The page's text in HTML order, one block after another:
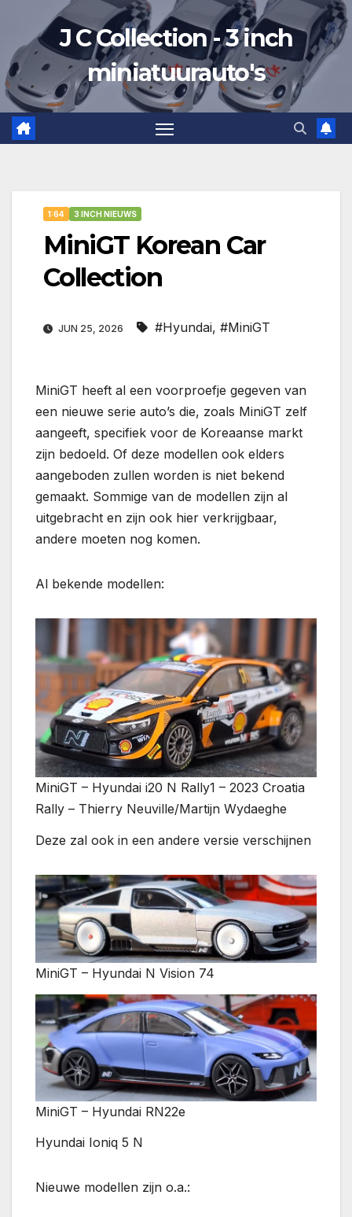
de
inhoud
J C Collection - 3 inch
miniatuurauto's
1:64 3 INCH NIEUWS
MiniGT Korean Car
Collection
JUN 25, 2026 #Hyundai, #MiniGT
MiniGT heeft al een voorproefje gegeven van
een nieuwe serie auto’s die, zoals MiniGT zelf
aangeeft, specifiek voor de Koreaanse markt
zijn bedoeld. Of deze modellen ook elders
aangeboden zullen worden is niet bekend
gemaakt. Sommige van de modellen zijn al
uitgebracht en zijn ook hier verkrijgbaar,
andere moeten nog komen.
Al bekende modellen:
MiniGT – Hyundai i20 N Rally1 – 2023 Croatia
Rally – Thierry Neuville/Martijn Wydaeghe
Deze zal ook in een andere versie verschijnen
MiniGT – Hyundai N Vision 74
MiniGT – Hyundai RN22e
Hyundai Ioniq 5 N
Nieuwe modellen zijn o.a.: